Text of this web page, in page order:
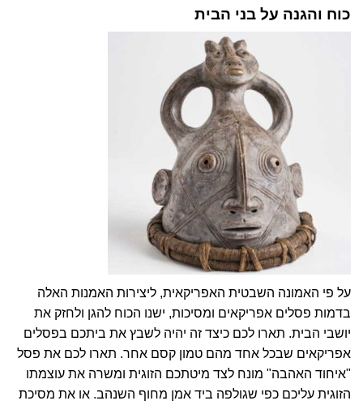
כוח והגנה על בני הבית
על פי האמונה השבטית האפריקאית, ליצירות האמנות האלה
בדמות פסלים אפריקאים ומסיכות, ישנו הכוח להגן ולחזק את
יושבי הבית. תארו לכם כיצד זה יהיה לשבץ את ביתכם בפסלים
אפריקאים שבכל אחד מהם טמון קסם אחר. תארו לכם את פסל
"איחוד האהבה" מונח לצד מיטתכם הזוגית ומשרה את עוצמתו
הזוגית עליכם כפי שגולפה ביד אמן מחוף השנהב. או את מסיכת